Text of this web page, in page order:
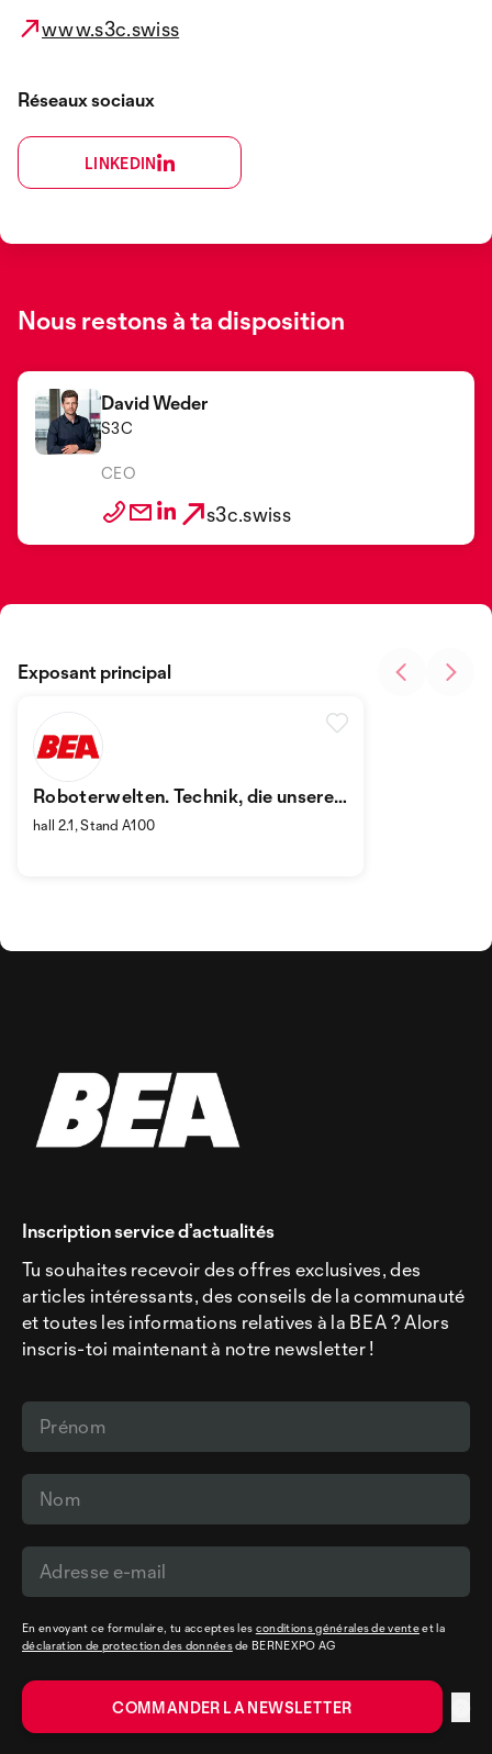
www.s3c.swiss
Réseaux sociaux
LINKEDIN
Nous restons à ta disposition
David Weder
S3C
CEO
s3c.swiss
Roboterwelten. Technik, die unseren
Alltag bewegt.
hall 2.1, Stand A100
Exposant principal
Inscription service d’actualités
Tu souhaites recevoir des offres exclusives, des
articles intéressants, des conseils de la communauté
et toutes les informations relatives à la BEA ? Alors
inscris-toi maintenant à notre newsletter !
En envoyant ce formulaire, tu acceptes les conditions générales de venteet la
déclaration de protection des donnéesde BERNEXPO AG